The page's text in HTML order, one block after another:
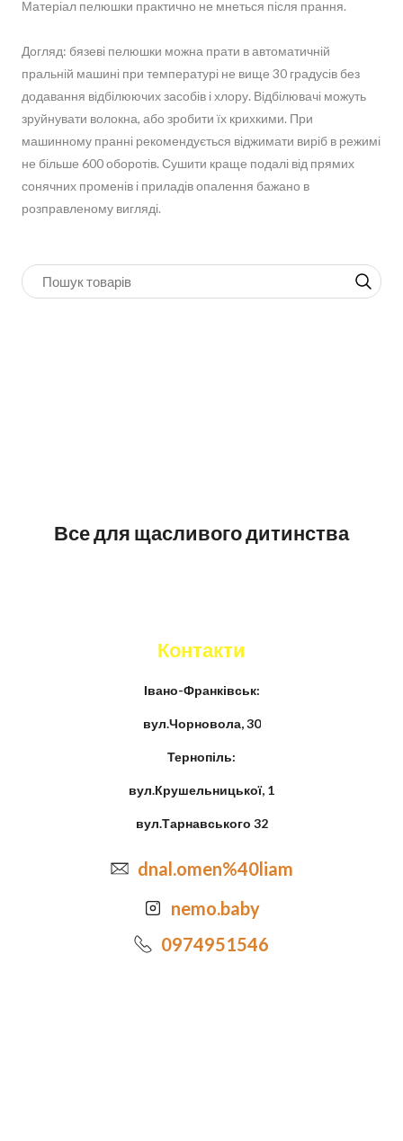
Матеріал пелюшки практично не мнеться після прання.
Догляд: бязеві пелюшки можна прати в автоматичній
пральній машині при температурі не вище 30 градусів без
додавання відбілюючих засобів і хлору. Відбілювачі можуть
зруйнувати волокна, або зробити їх крихкими. При
машинному пранні рекомендується віджимати виріб в режимі
не більше 600 оборотів. Сушити краще подалі від прямих
сонячних променів і приладів опалення бажано в
розправленому вигляді.
Все для щасливого дитинства
Контакти
Івано-Франківськ:
вул.Чорновола, 30
Тернопіль:
вул.Крушельницької, 1
вул.Тарнавського 32
dnal.omen%40liam
nemo.baby
0974951546